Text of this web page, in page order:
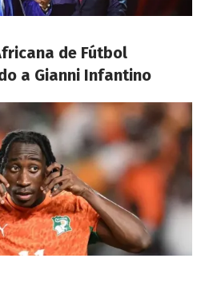
de Fútbol
a Gianni Infantino